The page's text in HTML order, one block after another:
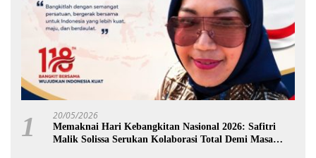
1 20/05/2026
Memaknai Hari Kebangkitan Nasional 2026: Safitri
Malik Solissa Serukan Kolaborasi Total Demi Masa